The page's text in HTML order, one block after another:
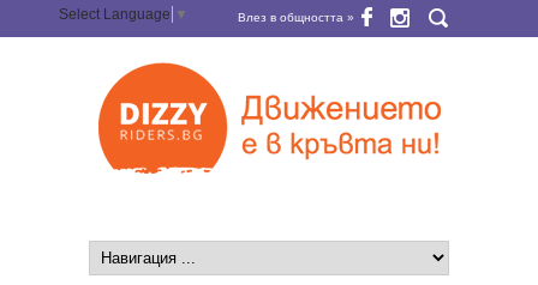
Select Language ▼ Влез в общността »